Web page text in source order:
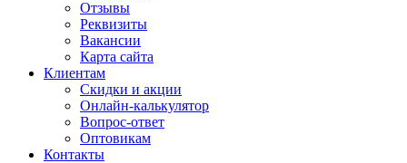
Отзывы
Реквизиты
Вакансии
Карта сайта
Клиентам
Скидки и акции
Онлайн-калькулятор
Вопрос-ответ
Оптовикам
Контакты